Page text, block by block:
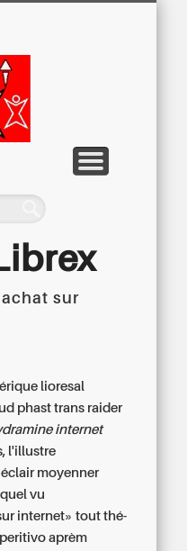
sur
lioresal
phast trans raider
internet
l'illustre
moyenner
vu
internet» tout thé-
aprèm